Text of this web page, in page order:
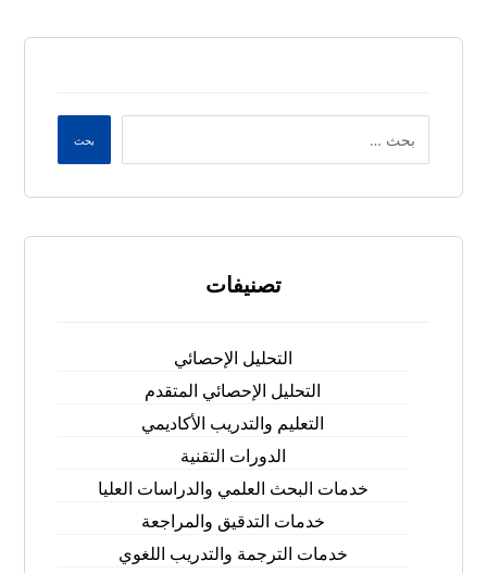
بحث
تصنيفات
التحليل الإحصائي
التحليل الإحصائي المتقدم
التعليم والتدريب الأكاديمي
الدورات التقنية
خدمات البحث العلمي والدراسات العليا
خدمات التدقيق والمراجعة
خدمات الترجمة والتدريب اللغوي